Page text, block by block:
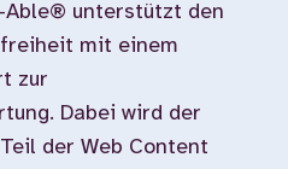
Able® unterstützt den
mit einem
zur
Dabei wird der
der Web Content